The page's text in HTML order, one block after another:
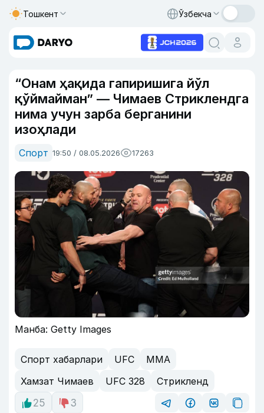
Тошкент Ўзбекча
“Онам ҳақида гапиришига йўл
қўймайман” — Чимаев Стриклендга
нима учун зарба берганини
изоҳлади
Спорт 19:50 / 08.05.2026 17263
Манба: Getty Images
Спорт хабарлари UFC
MMA
Хамзат Чимаев
UFC 328
Стрикленд
25
3